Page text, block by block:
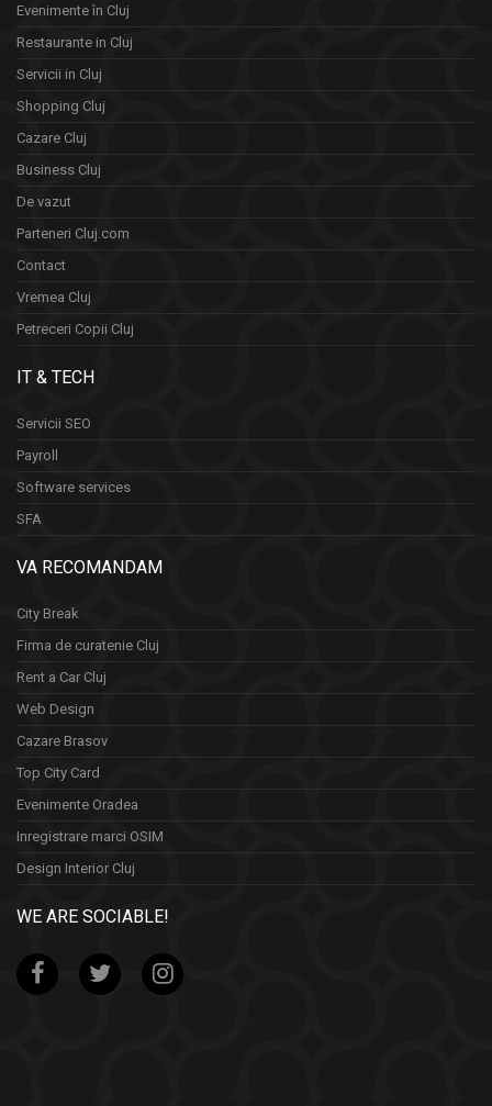
Evenimente în Cluj
Restaurante in Cluj
Servicii in Cluj
Shopping Cluj
Cazare Cluj
Business Cluj
De vazut
Parteneri Cluj.com
Contact
Vremea Cluj
Petreceri Copii Cluj
IT & TECH
Servicii SEO
Payroll
Software services
SFA
VA RECOMANDAM
City Break
Firma de curatenie Cluj
Rent a Car Cluj
Web Design
Cazare Brasov
Top City Card
Evenimente Oradea
Inregistrare marci OSIM
Design Interior Cluj
WE ARE SOCIABLE!